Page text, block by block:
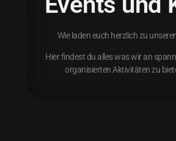
Wie laden euch herzlich zu
Hier findest du alles was wir an
organisierten Aktivitäten zu